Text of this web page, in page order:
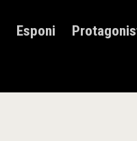
Esponi